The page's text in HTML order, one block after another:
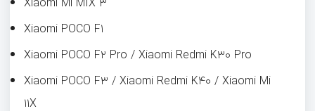
Xiaomi POCO F۱
Xiaomi POCO F۲ Pro / Xiaomi Redmi K۳۰ Pro
Xiaomi POCO F۳ / Xiaomi Redmi K۴۰ / Xiaomi Mi
۱۱X